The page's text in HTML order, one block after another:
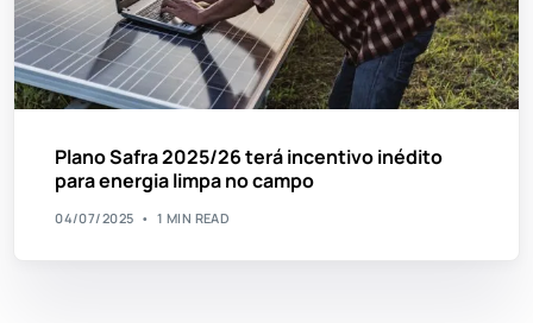
Plano Safra 2025/26 terá incentivo inédito
para energia limpa no campo
04/07/2025 1 MIN READ